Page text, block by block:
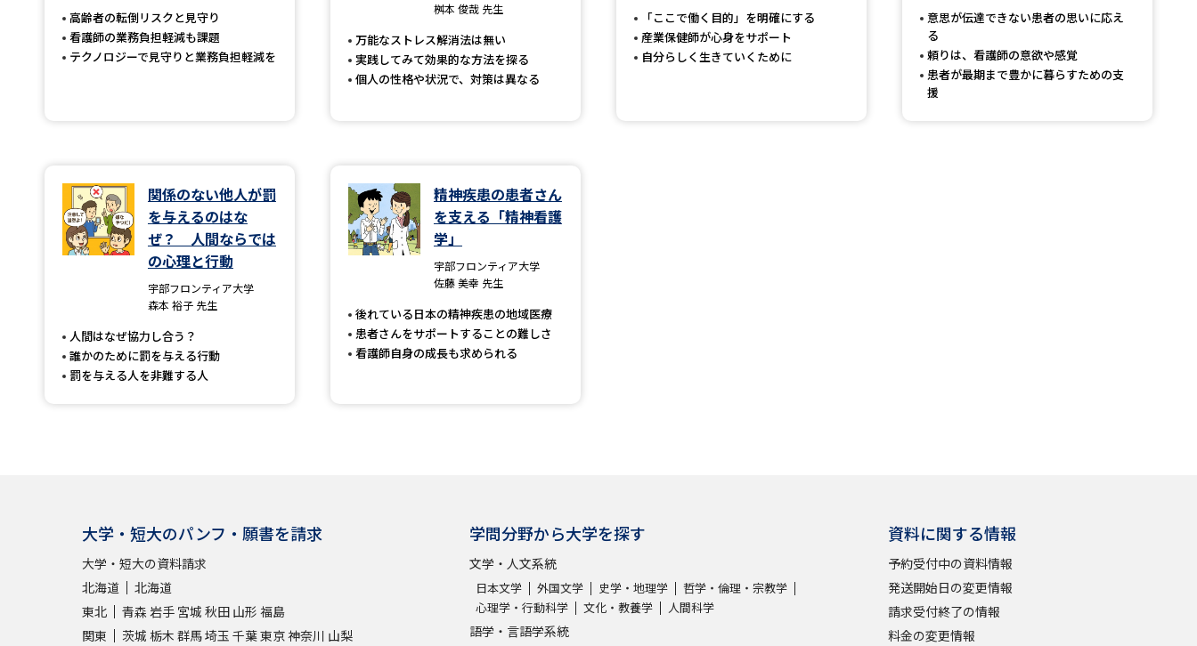
新学年スタート号特集ページ（高3生用）
新学年スタート号特集ページ（高2生用）
来場型・Web型イベント特集
大学で学びたい学問発見
学問のミニ講義「夢ナビ講義」 学問の教科書 夢ナビライブ
高齢者の転倒リスクと見守り
看護師の業務負担軽減も課題
テクノロジーで見守りと業務負担軽減を
桝本 俊哉 先生
万能なストレス解消法は無い
実践してみて効果的な方法を探る
個人の性格や状況で、対策は異なる
「ここで働く目的」を明確にする
産業保健師が心身をサポート
自分らしく生きていくために
意思が伝達できない患者の思いに応え
る
頼りは、看護師の意欲や感覚
患者が最期まで豊かに暮らすための支
援
関係のない他人が罰
を与えるのはな
ぜ？ 人間ならでは
の心理と行動
宇部フロンティア大学
森本 裕子 先生
人間はなぜ協力し合う？
誰かのために罰を与える行動
罰を与える人を非難する人
精神疾患の患者さん
を支える「精神看護
学」
宇部フロンティア大学
佐藤 美幸 先生
後れている日本の精神疾患の地域医療
患者さんをサポートすることの難しさ
看護師自身の成長も求められる
大学・短大のパンフ・願書を請求
大学・短大の資料請求
北海道
北海道
東北
青森 岩手 宮城 秋田 山形 福島
関東
茨城 栃木 群馬埼玉 千葉東京神奈川 山梨
学問分野から大学を探す
文学・人文系統
日本文学 外国文学 史学・地理学
哲学・倫理・宗教学
心理学・行動科学
文化・教養学 人間科学
語学・言語学系統
資料に関する情報
予約受付中の資料情報
発送開始日の変更情報
請求受付終了の情報
料金の変更情報